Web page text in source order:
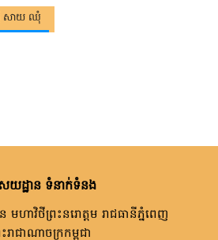
តី សាយ ឈុំ
យដ្ឋាន ទំនាក់ទំនង
មហាវិថីព្រះនរោត្តម រាជធានីភ្នំពេញ
រាជាណាចក្រកម្ពុជា